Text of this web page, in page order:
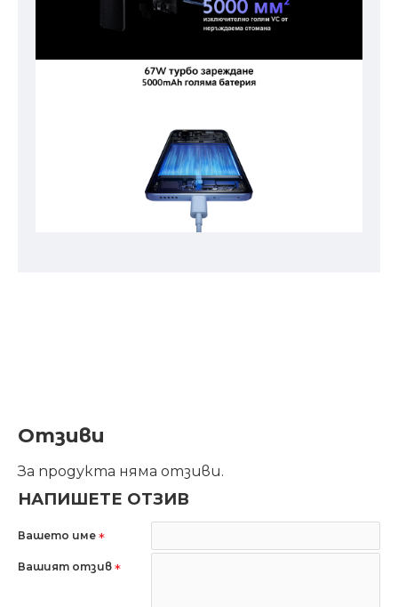
Отзиви
За продукта няма отзиви.
НАПИШЕТЕ ОТЗИВ
Вашето име
Вашият отзив